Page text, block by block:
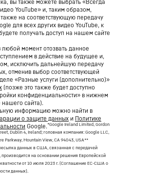
вы также можете выбрать «Всегда
YouTube» и, таким образом,
также на соответствующую передачу
для всех других видео YouTube, к
получать доступ на нашем сайте
момент отозвать данное
в действие на будущее и,
исключить дальнейшую передачу
отменив выбор соответствующей
«Разные услуги (дополнительно)»
(позже это также будет доступно
конфиденциальности» в нижнем
нашего сайта).
информацию можно найти в
о защите данных и Политике
Google.*Google Ireland Limited, Gordon
Dublin 4, Ireland; головная компания: Google LLC,
Parkway, Mountain View, CA 94043, USA**
данных в США, связанная с передачей
производится на основании решения Европейской
от 10 июля 2023 г. (Соглашение ЕС-США о
данных).